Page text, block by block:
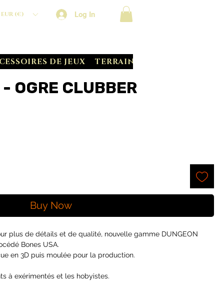
EUR (€) Log In
DE JEUX TERRAIN CRATE
OGRE CLUBBER
Buy Now
plus de détails et de qualité, nouvelle gamme DUNGEON
Bones USA.
en 3D puis moulée pour la production.
à exérimentés et les hobyistes.